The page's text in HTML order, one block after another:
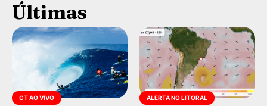
Últimas
CT AO VIVO ALERTA NO LITORAL